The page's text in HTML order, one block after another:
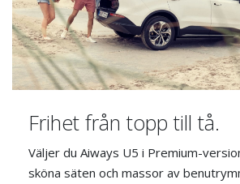
Frihet från topp till tå.
Väljer du Aiways U5 i Premium-
sköna säten och massor av